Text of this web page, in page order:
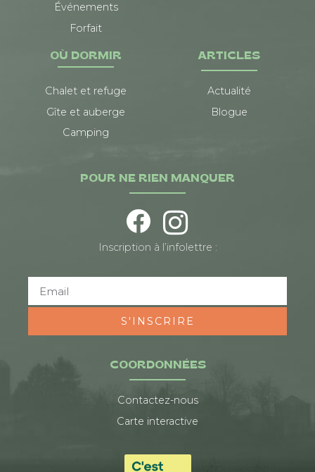
Événements
Forfait
OÙ DORMIR
Chalet et refuge
Gîte et auberge
Camping
ARTICLES
Actualité
Blogue
COORDONNÉES
Contactez-nous
Carte interactive
POUR NE RIEN MANQUER
Inscription à l’infolettre :
S'INSCRIRE